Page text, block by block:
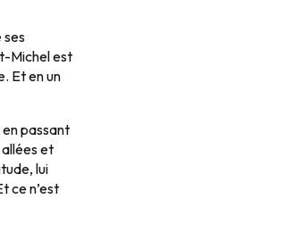
ses
Michel est
Et en un
passant
et
lui
ce n’est